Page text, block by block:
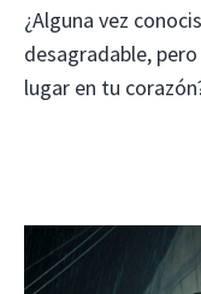
¿Alguna vez
desagradable,
lugar en tu